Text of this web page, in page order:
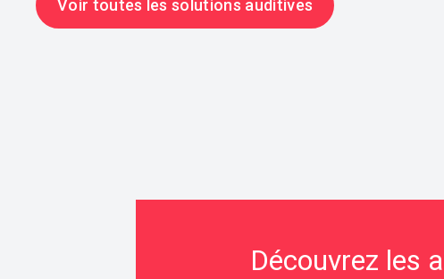
Voir toutes les solutions auditives
Découvrez les